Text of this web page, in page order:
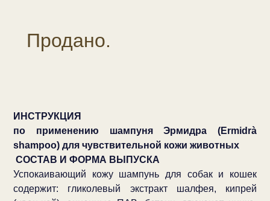
Продано.
ИНСТРУКЦИЯ
по применению шампуня Эрмидра (Ermidrà
shampoo) для чувствительной кожи животных
СОСТАВ И ФОРМА ВЫПУСКА
Успокаивающий кожу шампунь для собак и кошек
содержит: гликолевый экстракт шалфея, кипрей